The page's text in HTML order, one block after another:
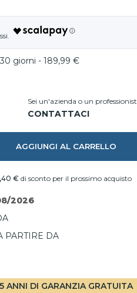
giorni - 189,99 €
Sei un'azienda o un
AGGIUNGI AL CARRELLO
€ di sconto per il prossimo acquisto
2026
PARTIRE DA
ANNI DI GARANZIA GRATUITA